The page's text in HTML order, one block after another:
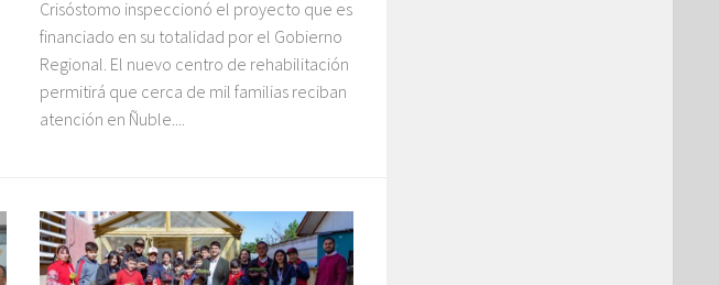
Crisóstomo inspeccionó el proyecto que es
financiado en su totalidad por el Gobierno
Regional. El nuevo centro de rehabilitación
permitirá que cerca de mil familias reciban
atención en Ñuble....